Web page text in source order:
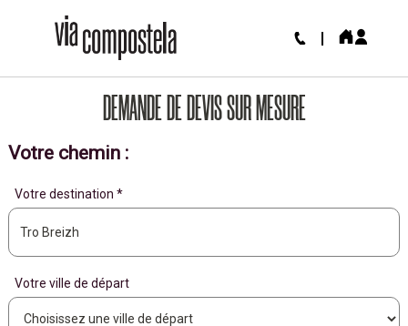
DEMANDE DE DEVIS SUR MESURE
Votre chemin :
Votre destination *
Votre ville de départ